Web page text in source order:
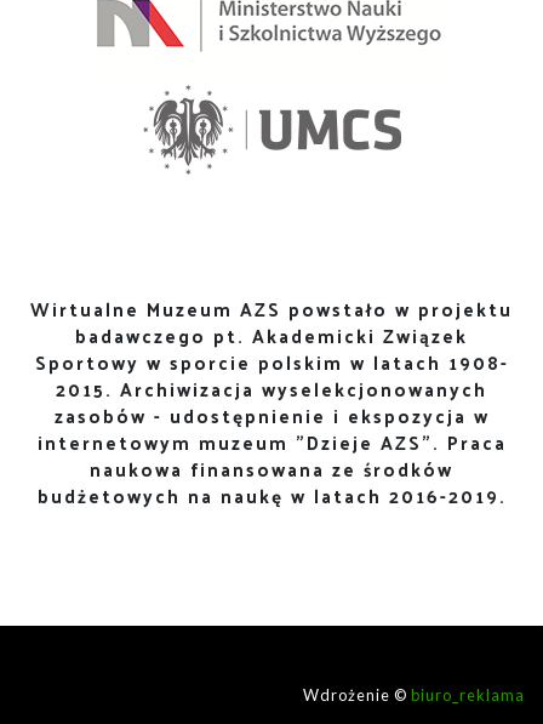
Wirtualne Muzeum AZS powstało w projektu
badawczego pt. Akademicki Związek
Sportowy w sporcie polskim w latach 1908-
2015. Archiwizacja wyselekcjonowanych
zasobów - udostępnienie i ekspozycja w
internetowym muzeum "Dzieje AZS". Praca
naukowa finansowana ze środków
budżetowych na naukę w latach 2016-2019.
Wdrożenie © biuro_reklama